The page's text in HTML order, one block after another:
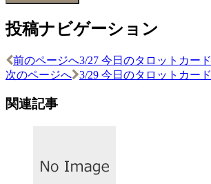
投稿ナビゲーション
前のページへ3/27 今日のタロットカード
次のページへ
3/29 今日のタロットカード
関連記事